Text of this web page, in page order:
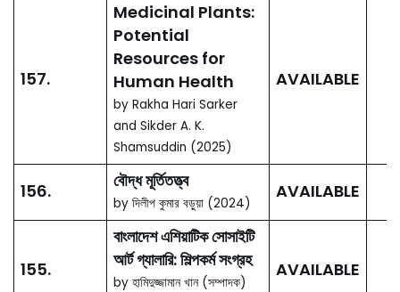
157.
Medicinal Plants:
Potential
Resources for
Human Health
by Rakha Hari Sarker
and Sikder A. K.
Shamsuddin (2025)
AVAILABLE
156. বৌদ্ধ মূর্তিতত্ত্ব
by দিলীপ কুমার বড়ুয়া (2024)
AVAILABLE
155.
বাংলাদেশ এশিয়াটিক সোসাইটি
আর্ট গ্যালারি: শিল্পকর্ম সংগ্রহ
by হামিদুজ্জামান খান (সম্পাদক)
AVAILABLE